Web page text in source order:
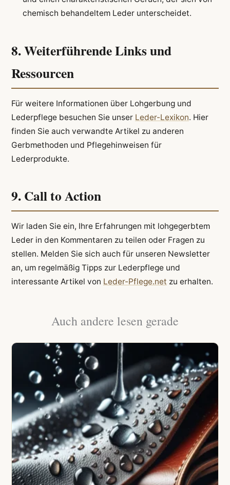
chemisch behandeltem Leder unterscheidet.
8. Weiterführende Links und
Ressourcen
Für weitere Informationen über Lohgerbung und
Lederpflege besuchen Sie unser Leder-Lexikon. Hier
finden Sie auch verwandte Artikel zu anderen
Gerbmethoden und Pflegehinweisen für
Lederprodukte.
9. Call to Action
Wir laden Sie ein, Ihre Erfahrungen mit lohgegerbtem
Leder in den Kommentaren zu teilen oder Fragen zu
stellen. Melden Sie sich auch für unseren Newsletter
an, um regelmäßig Tipps zur Lederpflege und
interessante Artikel von Leder-Pflege.net zu erhalten.
Auch andere lesen gerade